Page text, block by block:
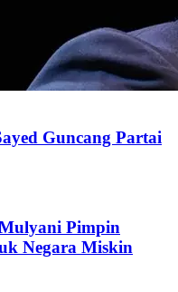
Guncang Partai
Pimpin
Negara Miskin